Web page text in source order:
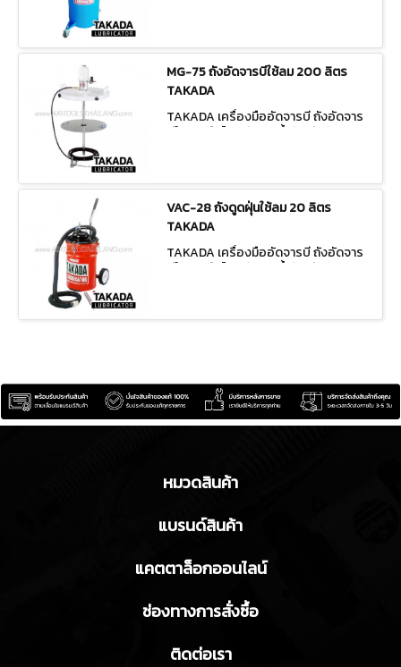
MG-75 ถังอัดจารบีใช้ลม 200 ลิตร
TAKADA
TAKADA เครื่องมืออัดจารบี ถังอัดจาร
บีใช้ลม/มือโยก ถังเติมน้ำมันเกียร์ MG-7
VAC-28 ถังดูดฝุ่นใช้ลม 20 ลิตร
TAKADA
TAKADA เครื่องมืออัดจารบี ถังอัดจาร
บีใช้ลม/มือโยก ถังเติมน้ำมันเกียร์ VAC-
หมวดสินค้า
แบรนด์สินค้า
แคตตาล็อกออนไลน์
ช่องทางการสั่งซื้อ
ติดต่อเรา